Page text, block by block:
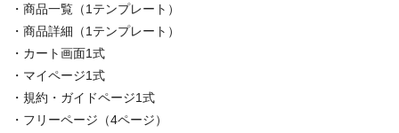
・商品一覧（1テンプレート）
・商品詳細（1テンプレート）
・カート画面1式
・マイページ1式
・規約・ガイドページ1式
・フリーページ（4ページ）